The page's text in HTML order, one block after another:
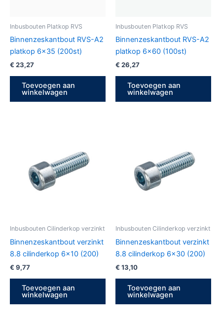
Inbusbouten Platkop RVS
Binnenzeskantbout RVS-A2
platkop 6×35 (200st)
€ 23,27
Toevoegen aan
winkelwagen
Inbusbouten Platkop RVS
Binnenzeskantbout RVS-A2
platkop 6×60 (100st)
€ 26,27
Toevoegen aan
winkelwagen
Inbusbouten Cilinderkop verzinkt
Binnenzeskantbout verzinkt
8.8 cilinderkop 6×10 (200)
€ 9,77
Toevoegen aan
winkelwagen
Inbusbouten Cilinderkop verzinkt
Binnenzeskantbout verzinkt
8.8 cilinderkop 6×30 (200)
€ 13,10
Toevoegen aan
winkelwagen